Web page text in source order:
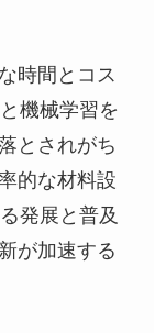
時間とコス
機械学習を
とされがち
的な材料設
発展と普及
が加速する